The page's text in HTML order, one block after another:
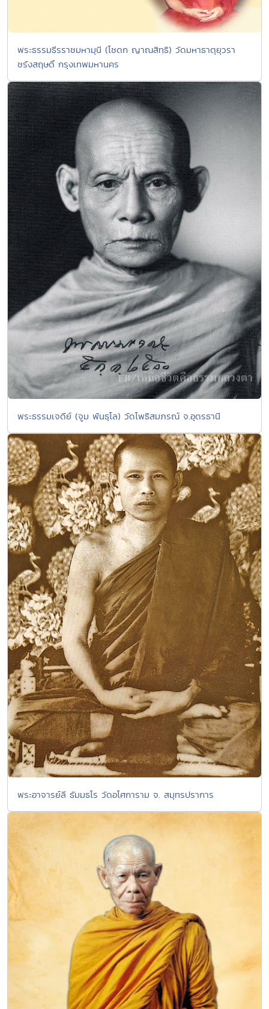
พระธรรมธีรราชมหามุนี (โชดก ญาณสิทฺธิ) วัดมหาธาตุยุวรา
ชรังสฤษดิ์ กรุงเทพมหานคร
พระธรรมเจดีย์ (จูม พันธุโล) วัดโพธิสมภรณ์ จ.อุดรธานี
พระอาจารย์ลี ธัมมธโร วัดอโศการาม จ. สมุทรปราการ